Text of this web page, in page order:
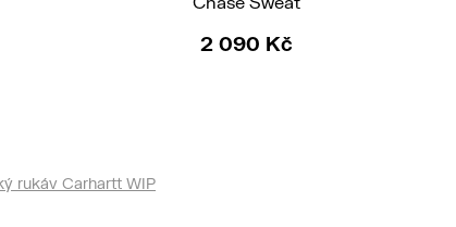
2 090 Kč
rukáv Carhartt WIP